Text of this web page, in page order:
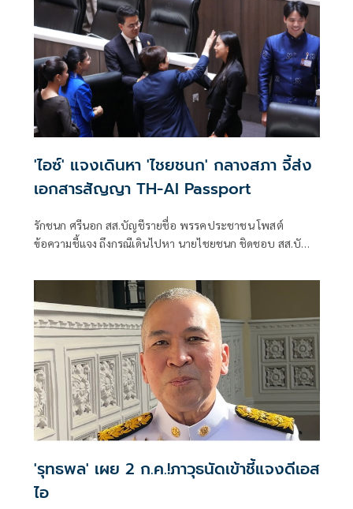
'ไอซ์' แจงเดินหา 'ไชยชนก' กลางสภา จี้ส่ง
เอกสารสัญญา TH-AI Passport
รักชนก ศรีนอก สส.บัญชีรายชื่อ พรรคประชาชน โพสต์
ข้อความชี้แจง ถึงกรณีเดินไปหา นายไชยชนก ชิดชอบ สส.บัญชี
เศรษฐกิจและสังคม หลังชี้แจงได้เดินลงจากบัลลังก์มายังที่นั่ง
ของพรรคภูมิใจไทย
'รุทธพล' เผย 2 ก.ค.!ภาวุธนัดเข้าชี้แจงดีเอส
ไอ